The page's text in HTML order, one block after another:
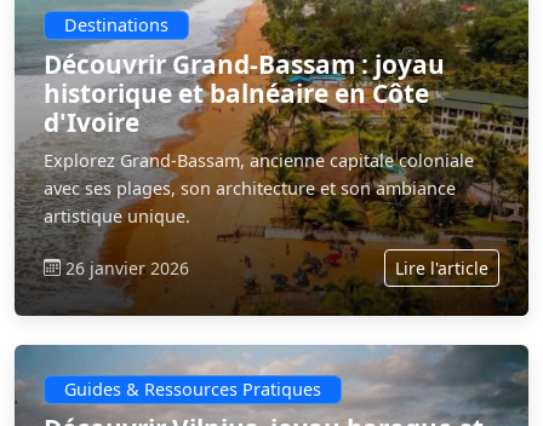
Destinations
Découvrir Grand-Bassam : joyau
historique et balnéaire en Côte
d'Ivoire
Explorez Grand-Bassam, ancienne capitale coloniale
avec ses plages, son architecture et son ambiance
artistique unique.
26 janvier 2026 Lire l'article
Guides & Ressources Pratiques